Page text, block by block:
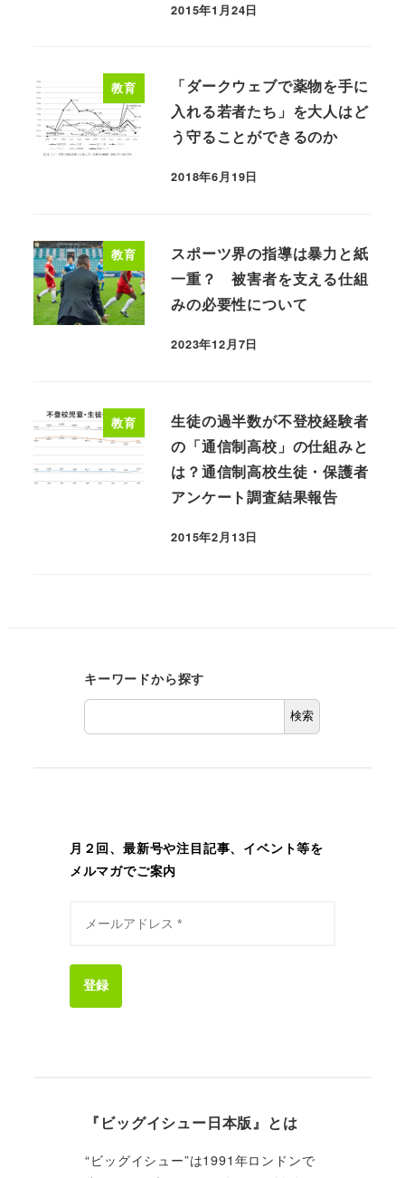
2015年1月24日
教育
「ダークウェブで薬物を手に
入れる若者たち」を大人はど
う守ることができるのか
2018年6月19日
教育
スポーツ界の指導は暴力と紙
一重？ 被害者を支える仕組
みの必要性について
2023年12月7日
教育
生徒の過半数が不登校経験者
の「通信制高校」の仕組みと
は？通信制高校生徒・保護者
アンケート調査結果報告
2015年2月13日
キーワードから探す
検索
月２回、最新号や注目記事、イベント等を
メルマガでご案内
登録
『ビッグイシュー日本版』とは
“ビッグイシュー”は1991年ロンドンで